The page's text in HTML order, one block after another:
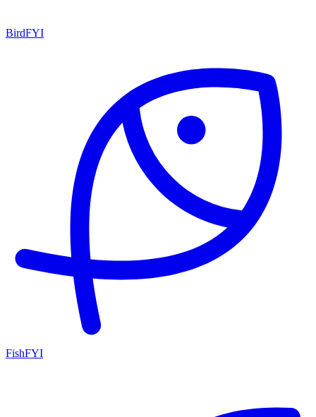
BirdFYI
FishFYI